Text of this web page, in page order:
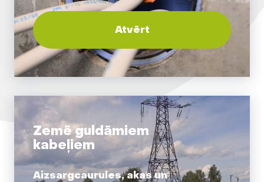
Atvērt
Zemē guldāmiem
kabeļiem
Aizsargcaurules, akas un